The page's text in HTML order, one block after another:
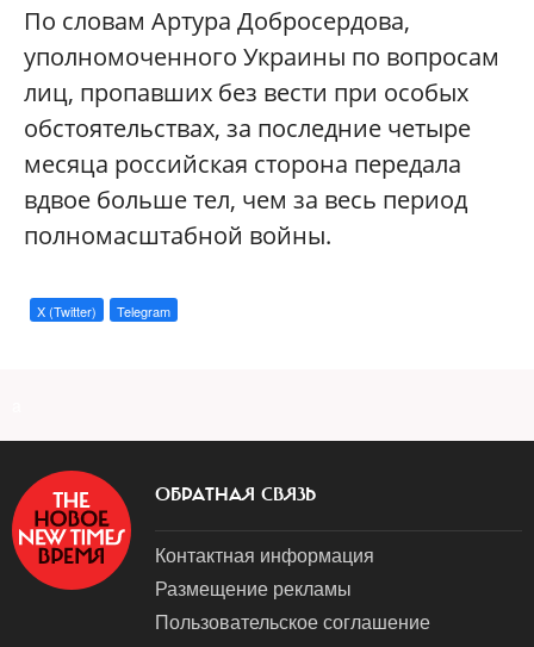
По словам Артура Добросердова,
уполномоченного Украины по вопросам
лиц, пропавших без вести при особых
обстоятельствах, за последние четыре
месяца российская сторона передала
вдвое больше тел, чем за весь период
полномасштабной войны.
X (Twitter) Telegram
ОБРАТНАЯ СВЯЗЬ
Контактная информация
Размещение рекламы
Пользовательское соглашение